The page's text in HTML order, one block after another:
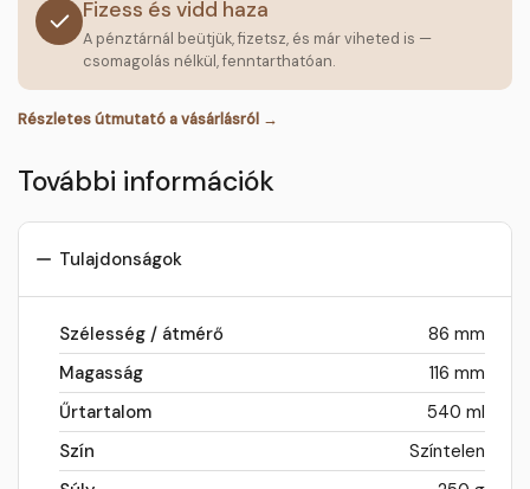
Fizess és vidd haza
A pénztárnál beütjük, fizetsz, és már viheted is —
csomagolás nélkül, fenntarthatóan.
Részletes útmutató a vásárlásról →
További információk
Tulajdonságok
Szélesség / átmérő
86 mm
Magasság
116 mm
Űrtartalom
540 ml
Szín
Színtelen